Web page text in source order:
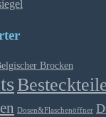
Brocken
Dosen&Flaschenöffner